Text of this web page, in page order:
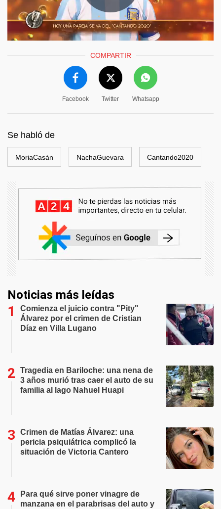
COMPARTIR
Facebook Twitter Whatsapp
Se habló de
MoriaCasán NachaGuevara Cantando2020
Noticias más leídas
Comienza el juicio contra "Pity"
Álvarez por el crimen de Cristian
Díaz en Villa Lugano
Tragedia en Bariloche: una nena de
3 años murió tras caer el auto de su
familia al lago Nahuel Huapi
Crimen de Matías Álvarez: una
pericia psiquiátrica complicó la
situación de Victoria Cantero
Para qué sirve poner vinagre de
manzana en el parabrisas del auto y